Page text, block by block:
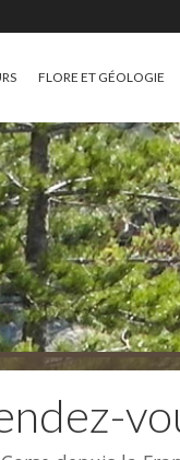
FLORE ET GÉOLOGIE